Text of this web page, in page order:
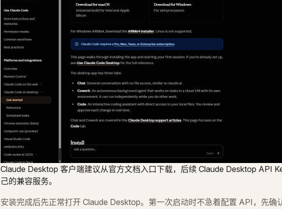
Claude Desktop 客户端建议从官方文档入口下载，后续 Claude Desktop API
己的兼容服务。
安装完成后先正常打开 Claude Desktop。第一次启动时不急着配置 API，先确